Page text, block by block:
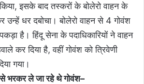
इसके बाद तस्करों के बोलेरो वाहन के
उन्हें धर दबोचा। बोलेरो वाहन से 4 गोवंश
है। हिंदू सेना के पदाधिकारियों ने वाहन
कर दिया है, वहीं गोवंश को त्रिवेणी
गया।
भरकर ले जा रहे थे गोवंश–